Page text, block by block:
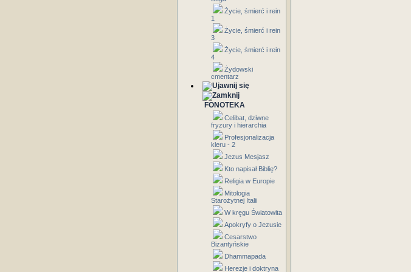
Życie, śmierć i rein
1
Życie, śmierć i rein
3
Życie, śmierć i rein
4
Żydowski
cmentarz
FONOTEKA
Celibat, dziwne
fryzury i hierarchia
Profesjonalizacja
kleru - 2
Jezus Mesjasz
Kto napisał Biblię?
Religia w Europie
Mitologia
Starożytnej Italii
W kręgu Światowita
Apokryfy o Jezusie
Cesarstwo
Bizantyńskie
Dhammapada
Herezje i doktryna